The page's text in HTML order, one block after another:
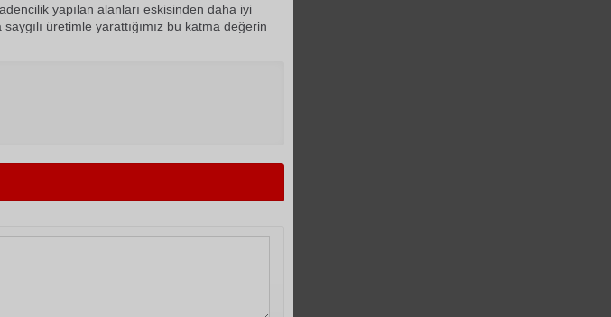
yapılan alanları eskisinden daha iyi
üretimle yarattığımız bu katma değerin